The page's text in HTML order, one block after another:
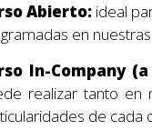
Abierto: ideal
en
In-Company
realizar tanto en
de cada